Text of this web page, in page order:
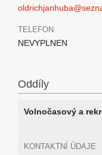
TELEFON
NEVYPLNEN
Oddíly
Volnočasový a
KONTAKTNÍ ÚDAJE